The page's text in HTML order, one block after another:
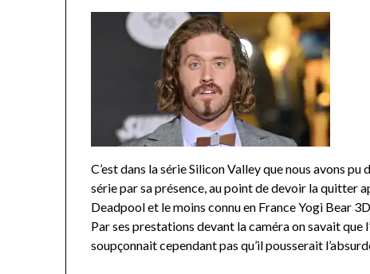
C’est dans la série Silicon Valley que nous avons
série par sa présence, au point de devoir la quitter
Deadpool et le moins connu en France Yogi Bear
Par ses prestations devant la caméra on savait
soupçonnait cependant pas qu’il pousserait